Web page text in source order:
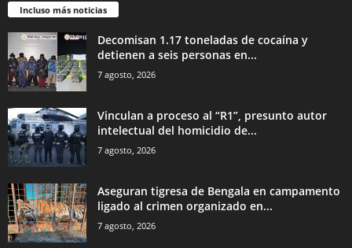
Incluso más noticias
Decomisan 1.17 toneladas de cocaína y
detienen a seis personas en...
7 agosto, 2026
Vinculan a proceso al “R1”, presunto autor
intelectual del homicidio de...
7 agosto, 2026
Aseguran tigresa de Bengala en campamento
ligado al crimen organizado en...
7 agosto, 2026